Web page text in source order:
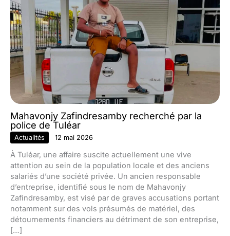
Mahavonjy Zafindresamby recherché par la
police de Tuléar
Actualités 12 mai 2026
À Tuléar, une affaire suscite actuellement une vive
attention au sein de la population locale et des anciens
salariés d’une société privée. Un ancien responsable
d’entreprise, identifié sous le nom de Mahavonjy
Zafindresamby, est visé par de graves accusations portant
notamment sur des vols présumés de matériel, des
détournements financiers au détriment de son entreprise,
[…]